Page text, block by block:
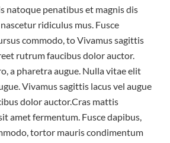
natoque penatibus et magnis dis
ridiculus mus. Fusce
commodo, to Vivamus sagittis
rutrum faucibus dolor auctor.
a pharetra augue. Nulla vitae elit
Vivamus sagittis lacus vel augue
dolor auctor.Cras mattis
amet fermentum. Fusce dapibus,
tortor mauris condimentum